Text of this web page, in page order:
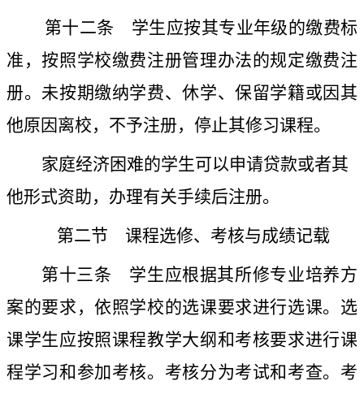
第十二条 学生应按其专业年级的缴费标
准，按照学校缴费注册管理办法的规定缴费注
册。未按期缴纳学费、休学、保留学籍或因其
他原因离校，不予注册，停止其修习课程。
家庭经济困难的学生可以申请贷款或者其
他形式资助，办理有关手续后注册。
第二节 课程选修、考核与成绩记载
第十三条 学生应根据其所修专业培养方
案的要求，依照学校的选课要求进行选课。选
课学生应按照课程教学大纲和考核要求进行课
程学习和参加考核。考核分为考试和考查。考